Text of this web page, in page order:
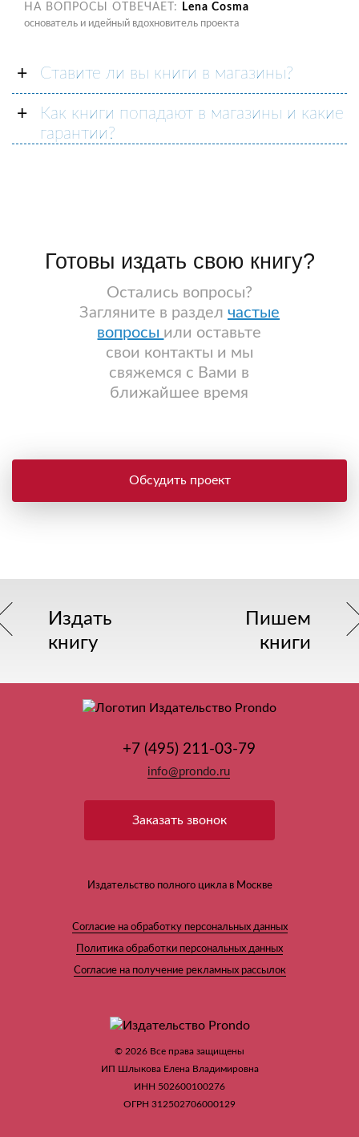
НА ВОПРОСЫ ОТВЕЧАЕТ: Lena Cosma
основатель и идейный вдохновитель проекта
Ставите ли вы книги в магазины?
Как книги попадают в магазины и какие
гарантии?
Готовы издать свою книгу?
Остались вопросы?
Загляните в раздел частые
вопросы или оставьте
свои контакты и мы
свяжемся с Вами в
ближайшее время
Обсудить проект
Издать
книгу
Пишем
книги
+7 (495) 211-03-79
info@prondo.ru
Заказать звонок
Издательство полного цикла в Москве
Согласие на обработку персональных данных
Политика обработки персональных данных
Согласие на получение рекламных рассылок
© 2026 Все права защищены
ИП Шлыкова Елена Владимировна
ИНН 502600100276
ОГРН 312502706000129